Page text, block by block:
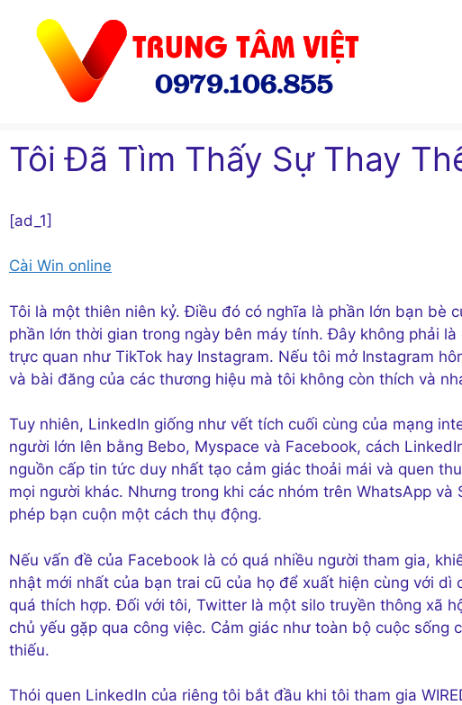
Tôi Đã Tìm Thấy Sự Thay
[ad_1]
Cài Win online
Tôi là một thiên niên kỷ. Điều đó có nghĩa là phần lớn bạn bè
phần lớn thời gian trong ngày bên máy tính. Đây không phải
trực quan như TikTok hay Instagram. Nếu tôi mở Instagram
và bài đăng của các thương hiệu mà tôi không còn thích và
Tuy nhiên, LinkedIn giống như vết tích cuối cùng của mạng
người lớn lên bằng Bebo, Myspace và Facebook, cách
nguồn cấp tin tức duy nhất tạo cảm giác thoải mái và quen
mọi người khác. Nhưng trong khi các nhóm trên WhatsApp
phép bạn cuộn một cách thụ động.
Nếu vấn đề của Facebook là có quá nhiều người tham gia,
nhật mới nhất của bạn trai cũ của họ để xuất hiện cùng với dì
quá thích hợp. Đối với tôi, Twitter là một silo truyền thông xã
chủ yếu gặp qua công việc. Cảm giác như toàn bộ cuộc sống
thiếu.
Thói quen LinkedIn của riêng tôi bắt đầu khi tôi tham gia